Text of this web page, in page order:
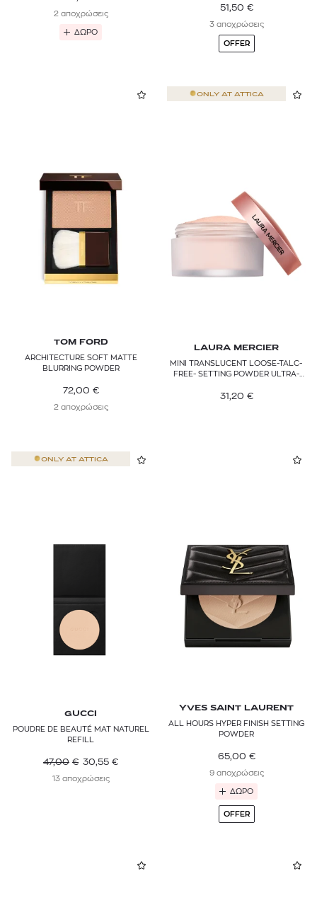
2 αποχρώσεις
ΔΩΡΟ
51,50 €
3 αποχρώσεις
OFFER
TOM FORD
ARCHITECTURE SOFT MATTE
BLURRING POWDER
72,00 €
2 αποχρώσεις
ONLY AT ATTICA
LAURA MERCIER
MINI TRANSLUCENT LOOSE-TALC-
FREE- SETTING POWDER ULTRA-
31,20 €
ONLY AT ATTICA
GUCCI
POUDRE DE BEAUTÉ MAT NATUREL
REFILL
47,00 € 30,55 €
13 αποχρώσεις
YVES SAINT LAURENT
ALL HOURS HYPER FINISH SETTING
POWDER
65,00 €
9 αποχρώσεις
ΔΩΡΟ
OFFER